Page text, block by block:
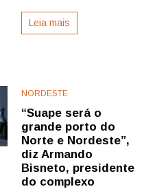
a
maior
Leia mais
NORDESTE
“Suape será o
grande porto do
Norte e Nordeste”,
diz Armando
Bisneto, presidente
do complexo